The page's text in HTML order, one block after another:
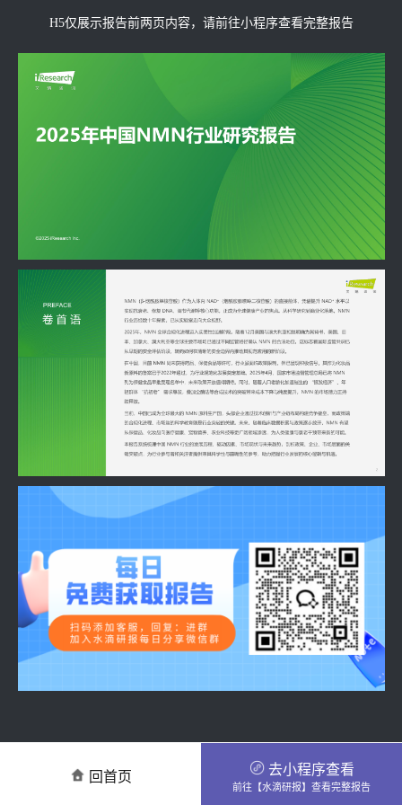
H5仅展示报告前两页内容，请前往小程序查看完整报告
回首页 去小程序查看
前往【水滴研报】查看完整报告